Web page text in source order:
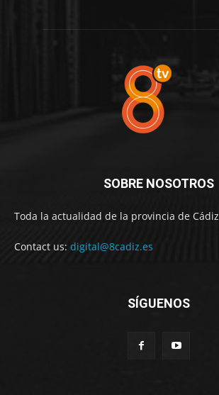
SOBRE NOSOTROS
Toda la actualidad de la provincia de Cádiz
Contact us: digital@8cadiz.es
SÍGUENOS